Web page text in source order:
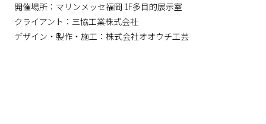
開催場所：マリンメッセ福岡 1F多目的展示室
クライアント：三協工業株式会社
デザイン・製作・施工：株式会社オオウチ工芸